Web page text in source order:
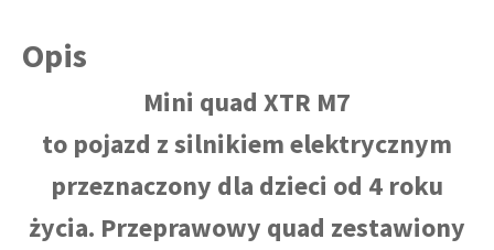
Opis
Mini quad XTR M7
to pojazd z silnikiem elektrycznym
przeznaczony dla dzieci od 4 roku
życia. Przeprawowy quad zestawiony